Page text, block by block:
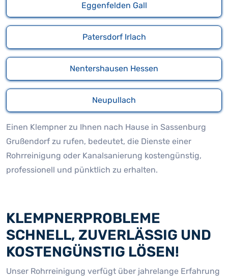
Eggenfelden Gall
Patersdorf Irlach
Nentershausen Hessen
Neupullach
Einen Klempner zu Ihnen nach Hause in Sassenburg
Grußendorf zu rufen, bedeutet, die Dienste einer
Rohrreinigung oder Kanalsanierung kostengünstig,
professionell und pünktlich zu erhalten.
KLEMPNERPROBLEME
SCHNELL, ZUVERLÄSSIG UND
KOSTENGÜNSTIG LÖSEN!
Unser Rohrreinigung verfügt über jahrelange Erfahrung